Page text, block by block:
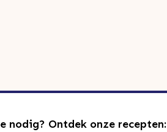
nodig? Ontdek onze recepten: